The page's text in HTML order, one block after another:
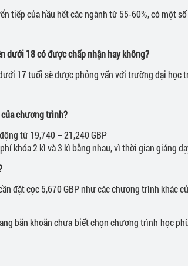
tiếp của hầu hết các ngành từ 55-60%, có một
dưới 18 có được chấp nhận hay không?
17 tuổi sẽ được phỏng vấn với trường đại học
chương trình?
từ 19,740 – 21,240 GBP
khóa 2 kì và 3 kì bằng nhau, vì thời gian giảng
đặt cọc 5,670 GBP như các chương trình khác
băn khoăn chưa biết chọn chương trình học